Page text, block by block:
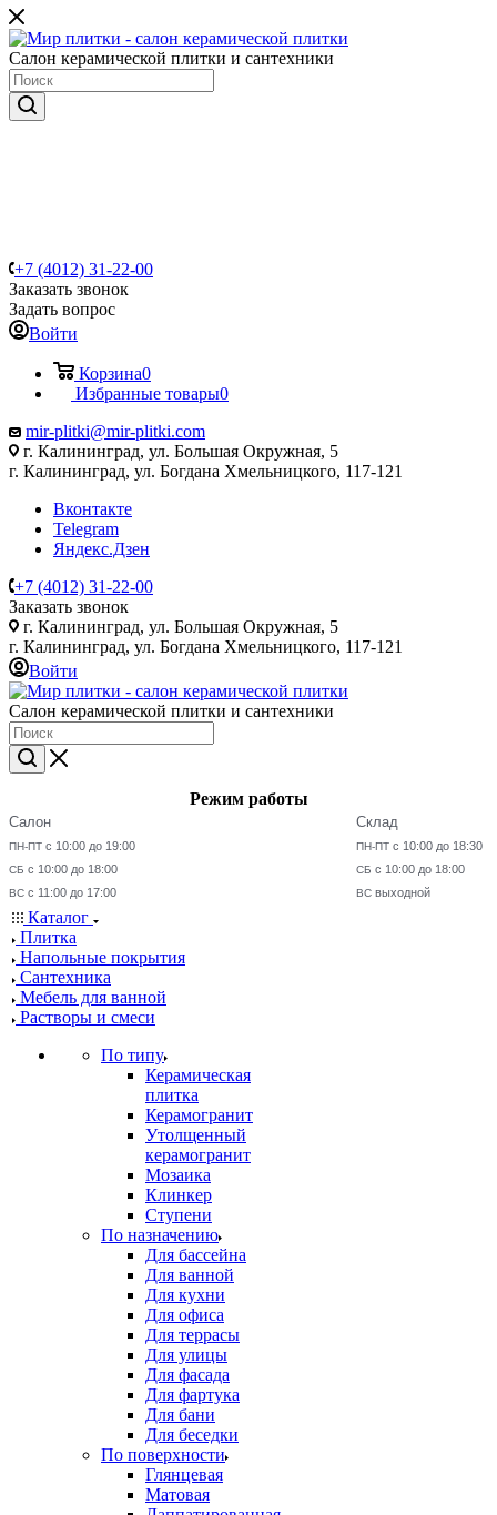
Салон керамической плитки и сантехники
+7 (4012) 31-22-00
Заказать звонок
Задать вопрос
Войти
Корзина0
Избранные товары0
mir-plitki@mir-plitki.com
г. Калининград, ул. Большая Окружная, 5
г. Калининград, ул. Богдана Хмельницкого, 117-121
Вконтакте
Telegram
Яндекс.Дзен
+7 (4012) 31-22-00
Заказать звонок
г. Калининград, ул. Большая Окружная, 5
г. Калининград, ул. Богдана Хмельницкого, 117-121
Войти
Салон керамической плитки и сантехники
Режим работы
Салон
ПН-ПТ с 10:00 до 19:00
СБ с 10:00 до 18:00
ВС с 11:00 до 17:00
Склад
ПН-ПТ с 10:00 до 18:30
СБ с 10:00 до 18:00
ВС выходной
Каталог
Плитка
Напольные покрытия
Сантехника
Мебель для ванной
Растворы и смеси
По типу
Керамическая
плитка
Керамогранит
Утолщенный
керамогранит
Мозаика
Клинкер
Ступени
По назначению
Для бассейна
Для ванной
Для кухни
Для офиса
Для террасы
Для улицы
Для фасада
Для фартука
Для бани
Для беседки
По поверхности
Глянцевая
Матовая